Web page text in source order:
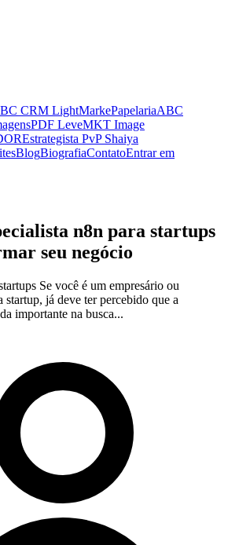
CRM LightMarkePapelariaABC
PDF LeveMKT Image
Estrategista PvP Shaiya
BlogBiografiaContatoEntrar em
n8n para startups
seu negócio
Se você é um empresário ou
startup, já deve ter percebido que a
importante na busca...